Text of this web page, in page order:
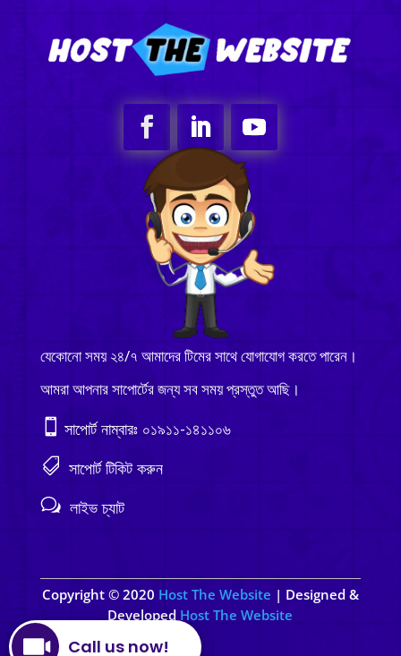
যেকোনো সময় ২৪/৭ আমাদের টিমের সাথে যোগাযোগ করতে পারেন।
আমরা আপনার সাপোর্টের জন্য সব সময় প্রস্তুত আছি।
 সাপোর্ট নাম্বারঃ ০১৯১১-১৪১১০৬
 সাপোর্ট টিকিট করুন
w লাইভ চ্যাট
Copyright © 2020 Host The Website | Designed &
Developed Host The Website
Call us now!